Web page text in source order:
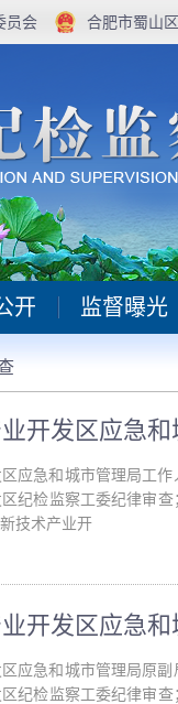
员会 合肥市蜀山
开 监督曝光
应急和城市管理局工
纪检监察工委纪律审
技术产业开
应急和城市管理局原
纪检监察工委纪律审